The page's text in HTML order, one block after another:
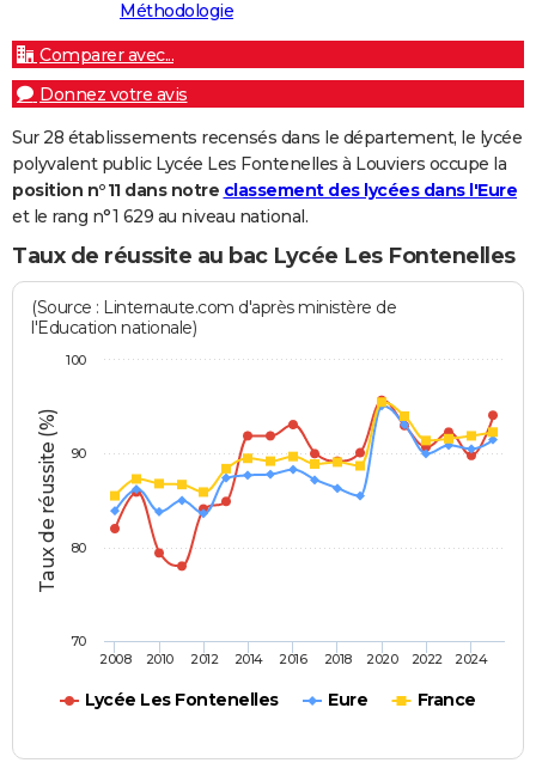
Méthodologie
Comparer avec...
Donnez votre avis
Sur 28 établissements recensés dans le département, le lycée
polyvalent public Lycée Les Fontenelles à Louviers occupe la
position n°11 dans notre classement des lycées dans l'Eure
et le rang n°1 629 au niveau national.
Taux de réussite au bac Lycée Les Fontenelles
Taux de réussite (%)
(Source : Linternaute.com d'après ministère de
l'Education nationale)
Lycée Les Fontenelles Eure France
2008 2010 2012 2014 2016 2018 2020 2022 2024
80
90
100
70